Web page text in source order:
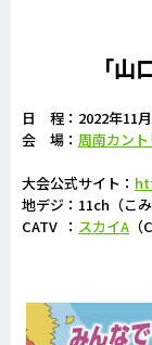
「山
日 程：2022年11月
会 場： 周南カン
大会公式サイト：
地デジ：11ch（こ
CATV ： スカイA